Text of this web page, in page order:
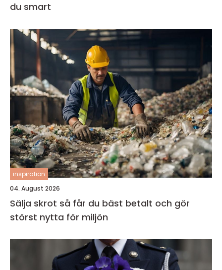
du smart
inspiration
04. August 2026
Sälja skrot så får du bäst betalt och gör
störst nytta för miljön